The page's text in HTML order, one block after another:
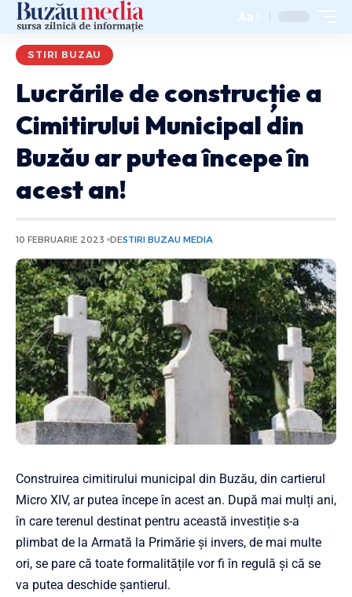
Aa
STIRI BUZAU
Lucrările de construcție a
Cimitirului Municipal din
Buzău ar putea începe în
acest an!
10 FEBRUARIE 2023 DESTIRI BUZAU MEDIA
Construirea cimitirului municipal din Buzău, din cartierul
Micro XIV, ar putea începe în acest an. După mai mulți ani,
în care terenul destinat pentru această investiție s-a
plimbat de la Armată la Primărie și invers, de mai multe
ori, se pare că toate formalitățile vor fi în regulă și că se
va putea deschide șantierul.